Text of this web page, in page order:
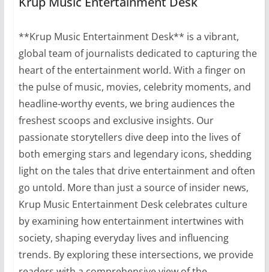
**Krup Music Entertainment Desk** is a vibrant,
global team of journalists dedicated to capturing the
heart of the entertainment world. With a finger on
the pulse of music, movies, celebrity moments, and
headline-worthy events, we bring audiences the
freshest scoops and exclusive insights. Our
passionate storytellers dive deep into the lives of
both emerging stars and legendary icons, shedding
light on the tales that drive entertainment and often
go untold. More than just a source of insider news,
Krup Music Entertainment Desk celebrates culture
by examining how entertainment intertwines with
society, shaping everyday lives and influencing
trends. By exploring these intersections, we provide